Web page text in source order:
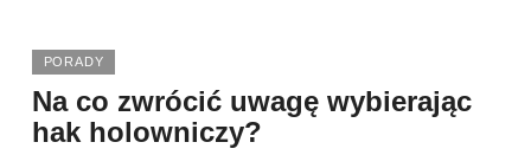
PORADY
Na co zwrócić uwagę wybierając
hak holowniczy?